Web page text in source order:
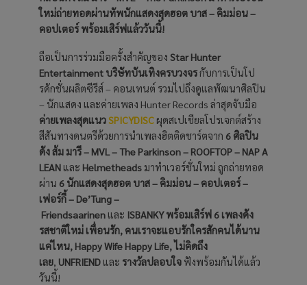
ใหม่ถ่ายทอดผ่านทัพนักแสดงสุดฮอต บาส – คิมม่อน –
คอปเตอร์ พร้อมเสิร์ฟแล้ววันนี้!
ถือเป็นการร่วมมือครั้งสำคัญของ Star Hunter
Entertainment บริษัทบันเทิงครบวงจรกับการเป็นโป
รดักชั่นผลิตซีรีส์ – คอนเทนต์ รวมไปถึงดูแลพัฒนาศิลปิน
– นักแสดง และค่ายเพลง Hunter Records ล่าสุดจับมือ
ค่ายเพลงสุดแนวSPICYDISCผุดสเปเชียลโปรเจกต์สร้าง
สีสันทางดนตรีด้วยการนำเพลงฮิตติดชาร์ตจาก 6 ศิลปิน
ดัง ส้ม มารี – MVL – The Parkinson – ROOFTOP – NAP A
LEAN และ Helmetheads มาทำเวอร์ชั่นใหม่ ถูกถ่ายทอด
ผ่าน 6 นักแสดงสุดฮอต บาส – คิมม่อน – คอปเตอร์ –
เฟอร์กี้ – De’Tung –
Friendsaarinen และ ISBANKY พร้อมเสิร์ฟ 6 เพลงดัง
รสชาติใหม่ เพื่อนรัก, คนเราจะแอบรักใครสักคนได้นาน
แค่ไหน, Happy Wife Happy Life, ไม่คิดถึง
เลย, UNFRIENDและ รางวัลปลอบใจ ฟังพร้อมกันได้แล้ว
วันนี้!